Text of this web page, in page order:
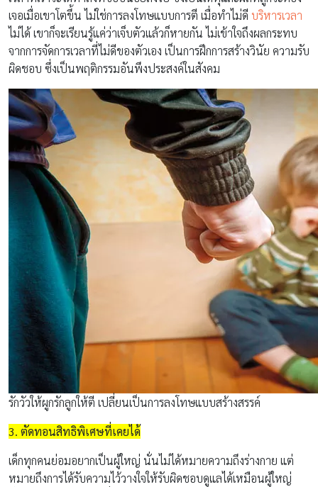
เจอเมื่อเขาโตขึ้น ไม่ใช่การลงโทษแบบการตี เมื่อทำไม่ดี บริหารเวลา
ไม่ได้ เขาก็จะเรียนรู้แค่ว่าเจ็บตัวแล้วก็หายกัน ไม่เข้าใจถึงผลกระทบ
จากการจัดการเวลาที่ไม่ดีของตัวเอง เป็นการฝึกการสร้างวินัย ความรับ
ผิดชอบ ซึ่งเป็นพฤติกรรมอันพึงประสงค์ในสังคม
รักวัวให้ผูกรักลูกให้ตี เปลี่ยนเป็นการลงโทษแบบสร้างสรรค์
3. ตัดทอนสิทธิพิเศษที่เคยได้
เด็กทุกคนย่อมอยากเป็นผู้ใหญ่ นั่นไม่ได้หมายความถึงร่างกาย แต่
หมายถึงการได้รับความไว้วางใจให้รับผิดชอบดูแลได้เหมือนผู้ใหญ่